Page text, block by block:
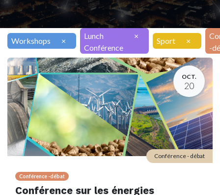
Workshops ×
Lunch
Conférence
×
Sport ×
-
OCT.
20
Conférence -débat
Conférence sur les énergies
Conférence - débat